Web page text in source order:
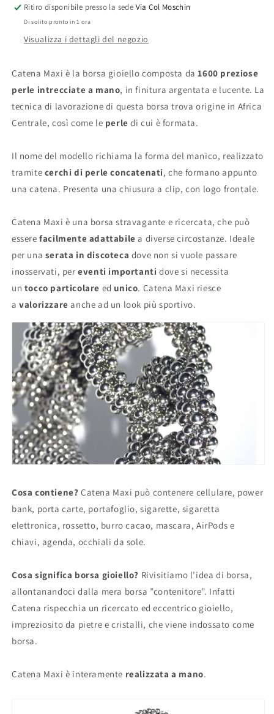
Ritiro disponibile presso la sede Via Col Moschin
Di solito pronto in 1 ora
Visualizza i dettagli del negozio
Catena Maxi è la borsa gioiello composta da1600 preziose
perle intrecciate a mano, in finitura argentata e lucente. La
tecnica di lavorazione di questa borsa trova origine in Africa
Centrale, così come le perle di cui è formata.
Il nome del modello richiama la forma del manico, realizzato
tramite cerchi di perle concatenati, che formano appunto
una catena. Presenta una chiusura a clip, con logo frontale.
Catena Maxi è una borsa stravagante e ricercata, che può
esserefacilmente adattabile a diverse circostanze. Ideale
per una serata in discoteca dove non si vuole passare
inosservati, pereventi importanti dove si necessita
un tocco particolare ed unico. Catena Maxi riesce
avalorizzare anche ad un look più sportivo.
Cosa contiene? Catena Maxi può contenere cellulare, power
bank, porta carte, portafoglio, sigarette, sigaretta
elettronica, rossetto, burro cacao, mascara, AirPods e
chiavi, agenda, occhiali da sole.
Cosa significa borsa gioiello? Rivisitiamo l'idea di borsa,
allontanandoci dalla mera borsa ”contenitore”. Infatti
Catena rispecchia un ricercato ed eccentrico gioiello,
impreziosito da pietre e cristalli, che viene indossato come
borsa.
Catena Maxi è interamente realizzata a mano.